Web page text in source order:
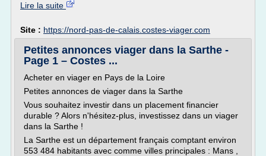
Lire la suite
Site : https://nord-pas-de-calais.costes-viager.com
Petites annonces viager dans la Sarthe -
Page 1 – Costes ...
Acheter en viager en Pays de la Loire
Petites annonces de viager dans la Sarthe
Vous souhaitez investir dans un placement financier
durable ? Alors n'hésitez-plus, investissez dans un viager
dans la Sarthe !
La Sarthe est un département français comptant environ
553 484 habitants avec comme villes principales : Mans ,